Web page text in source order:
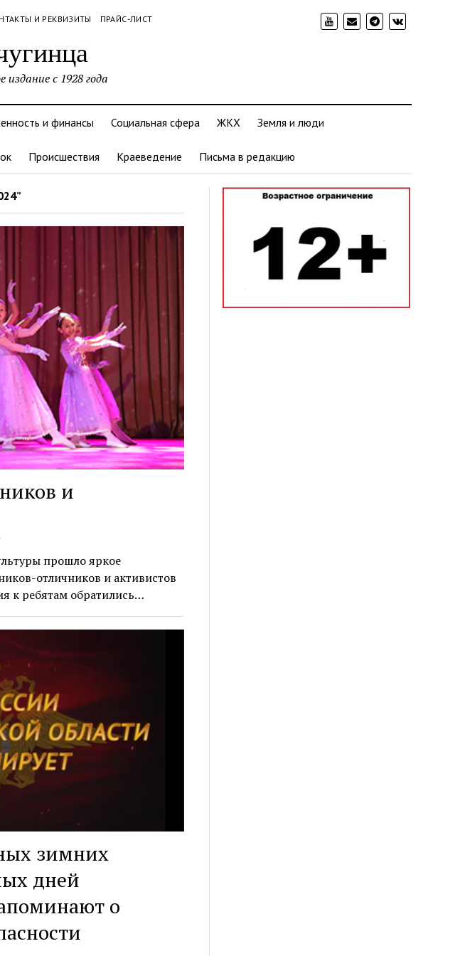
И РЕКВИЗИТЫ ПРАЙС-ЛИСТ
с 1928 года
и финансы Социальная сфера ЖКХ Земля и люди
Происшествия Краеведение Письма в редакцию
и
прошло яркое
отличников и активистов
к ребятам обратились…
зимних
дней
о